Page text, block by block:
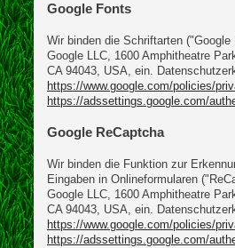
Google Fonts
Wir binden die Schriftarten
Google LLC, 1600 Amphitheatre
CA 94043, USA, ein.
https://www.google.com/policies/
https://adssettings.google.com/
Google ReCaptcha
Wir binden die Funktion zur
Eingaben in Onlineformularen
Google LLC, 1600 Amphitheatre
CA 94043, USA, ein.
https://www.google.com/policies/
https://adssettings.google.com/